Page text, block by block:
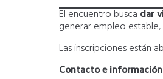
El encuentro busca dar
generar empleo
Las inscripciones están
Contacto e